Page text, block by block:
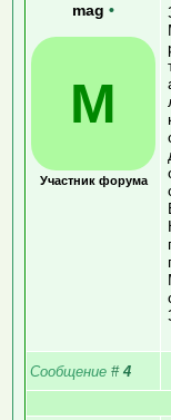
mag •
M
Участник форума
Сообщение # 4